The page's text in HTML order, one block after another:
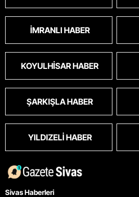
İMRANLI HABER
KOYULHISAR HABER
ŞARKIŞLA HABER
YILDIZELI HABER
Sivas Haberleri